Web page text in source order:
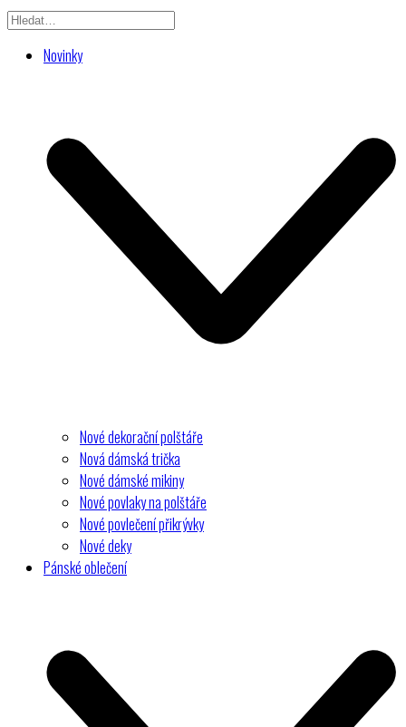
Novinky
Nové dekorační polštáře
Nová dámská trička
Nové dámské mikiny
Nové povlaky na polštáře
Nové povlečení přikrývky
Nové deky
Pánské oblečení